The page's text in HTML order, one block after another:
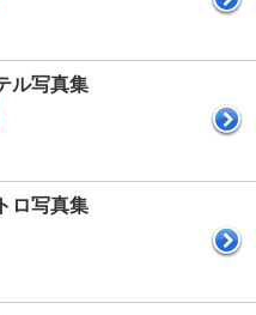
ル写真集
ロ写真集